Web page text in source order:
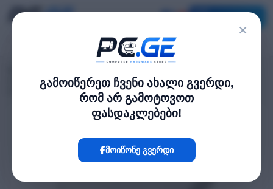
×
გამოიწერეთ ჩვენი ახალი გვერდი,
რომ არ გამოტოვოთ
ფასდაკლებები!
მოიწონე გვერდი
4 არხიანი IP ვიდეო ჩამწერი NVR - 1 მყარი დისკი, 4 PoE პორტი, Mini,